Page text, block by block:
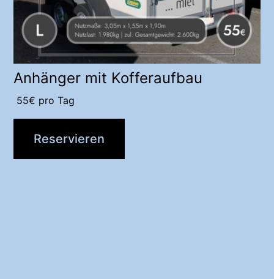
Anhänger mit Kofferaufbau
55€ pro Tag
Reservieren